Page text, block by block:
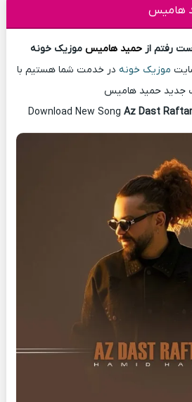
هامیس
رفتم از حمید هامیس موزیک خونه
موزیک خونه در خدمت شما هستیم با
جدید حمید هامیس
Download New Song Az Dast